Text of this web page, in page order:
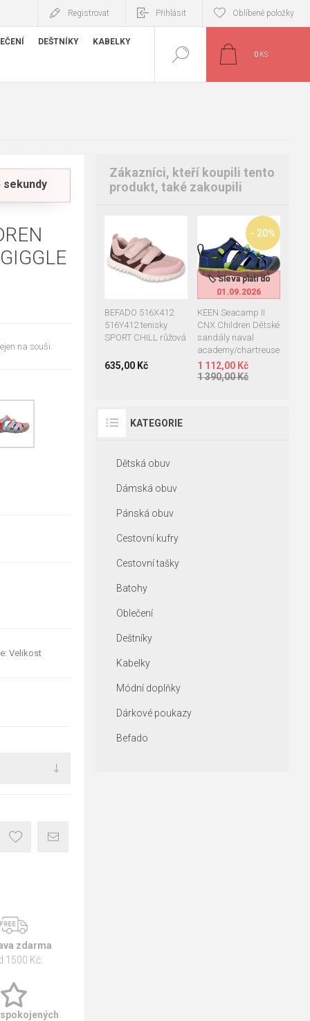
Registrovat Přihlásit Oblíbené položky
DEŠTNÍKY KABELKY
0 KS
sekundy
na souši.
Velikost
zdarma
1500 Kč
Zákazníci, kteří koupili tento
produkt, také zakoupili
BEFADO 516X412
516Y412 tenisky
SPORT CHILL růžová
635,00 Kč
27
28
30
31
32
34
35 36
🏷️ Sleva platí do
01.09.2026
🏷️ Sleva platí do
01.09.2026
- 20%
KEEN Seacamp II
CNX Children Dětské
sandály naval
academy/chartreuse
1 112,00 Kč
1 390,00 Kč
+5
25-26
KATEGORIE
Dětská obuv
Dámská obuv
Pánská obuv
Cestovní kufry
Cestovní tašky
Batohy
Oblečení
Deštníky
Kabelky
Módní doplňky
Dárkové poukazy
Befado